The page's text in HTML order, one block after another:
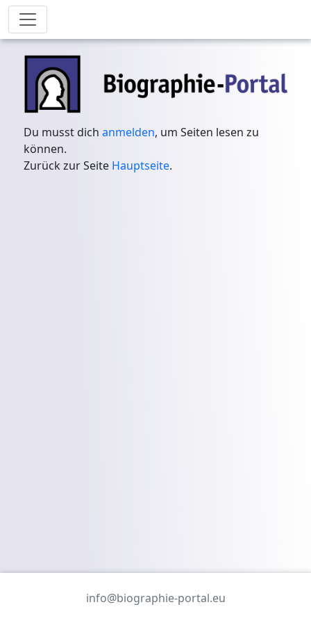
Du musst dichanmelden, um Seiten lesen zu
können.
Zurück zur Seite Hauptseite.
info@biographie-portal.eu